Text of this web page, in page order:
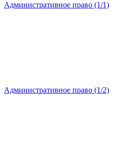
Административное право (1/1)
Административное право (1/2)